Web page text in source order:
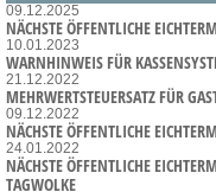
09.12.2025
NÄCHSTE ÖFFENTLICHE
10.01.2023
WARNHINWEIS FÜR
21.12.2022
MEHRWERTSTEUERSATZ FÜR
09.12.2022
NÄCHSTE ÖFFENTLICHE
24.01.2022
NÄCHSTE ÖFFENTLICHE
TAGWOLKE